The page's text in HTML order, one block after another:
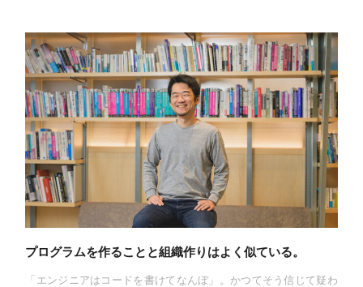
プログラムを作ることと組織作りはよく似ている。
「エンジニアはコードを書けてなんぼ」。かつてそう信じて疑わ